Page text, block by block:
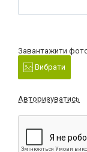
Завантажити
Вибрати
Авторизуватись